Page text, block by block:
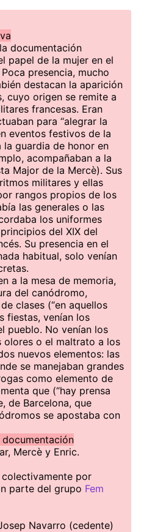
documentación
papel de la mujer en el
presencia, mucho
destacan la aparición
cuyo origen se remite a
francesas. Eran
para “alegrar la
eventos festivos de la
guardia de honor en
acompañaban a la
Major de la Mercè). Sus
militares y ellas
rangos propios de los
las generales o las
los uniformes
del XIX del
Su presencia en el
habitual, solo venían
a la mesa de memoria,
del canódromo,
clases (“en aquellos
fiestas, venían los
pueblo. No venían los
olores o el maltrato a los
nuevos elementos: las
se manejaban grandes
como elemento de
que (“hay prensa
de Barcelona, que
se apostaba con
Mercè y Enric.
por
parte del grupo Fem
Navarro (cedente)